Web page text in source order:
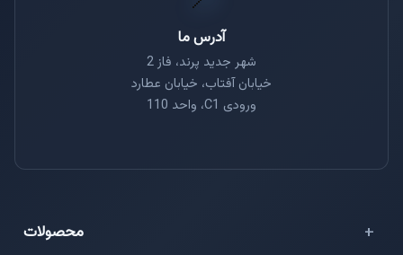
آدرس ما
شهر جدید پرند، فاز 2
خیابان آفتاب، خیابان عطارد
ورودی C1، واحد 110
محصولات